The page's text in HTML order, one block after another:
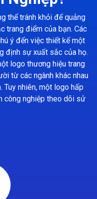
thể tránh khỏi để quảng
trang điểm của bạn. Các
ý đến việc thiết kế một
định sự xuất sắc của họ.
logo thương hiệu trang
từ các ngành khác nhau
Tuy nhiên, một logo hấp
công nghiệp theo dõi sử